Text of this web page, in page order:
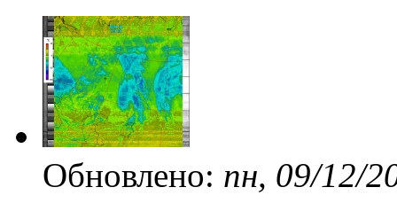
Обновлено: пн, 09/12/